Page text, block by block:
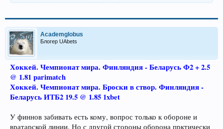
Academglobus
Блогер UAbets
Хоккей. Чемпионат мира. Финляндия - Беларусь Ф2 + 2.5
@ 1.81 parimatch
Хоккей. Чемпионат мира. Броски в створ. Финляндия -
Беларусь ИТБ2 19.5 @ 1.85 1xbet
У финнов забивать есть кому, вопрос только к обороне и
вратарской линии. Но с другой стороны оборона прктически